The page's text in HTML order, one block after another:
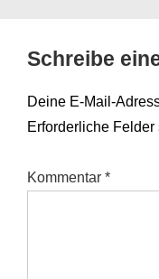
Schreibe
Deine E-Mail-
Erforderliche Felder
Kommentar *